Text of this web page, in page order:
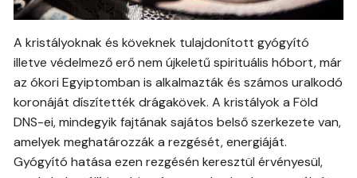
A kristályoknak és köveknek tulajdonított gyógyító
illetve védelmező erő nem újkeletű spirituális hóbort, már
az ókori Egyiptomban is alkalmazták és számos uralkodó
koronáját díszítették drágakövek. A kristályok a Föld
DNS-ei, mindegyik fajtának sajátos belső szerkezete van,
amelyek meghatározzák a rezgését, energiáját.
Gyógyító hatása ezen rezgésén keresztül érvényesül,